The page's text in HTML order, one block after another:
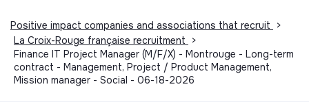
Positive impact companies and associations that recruit
>
La Croix-Rouge française recruitment
>
Finance IT Project Manager (M/F/X) - Montrouge - Long-term
contract - Management, Project / Product Management,
Mission manager - Social - 06-18-2026